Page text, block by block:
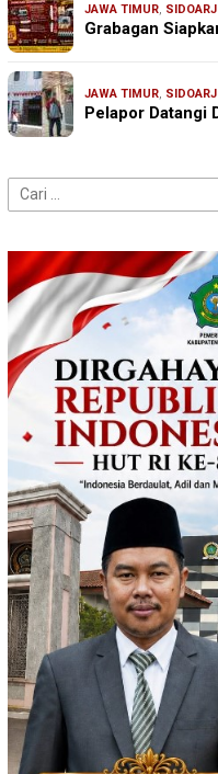
JAWA TIMUR,
Grabagan
JAWA TIMUR,
Pelapor Datangi
Cari
untuk: